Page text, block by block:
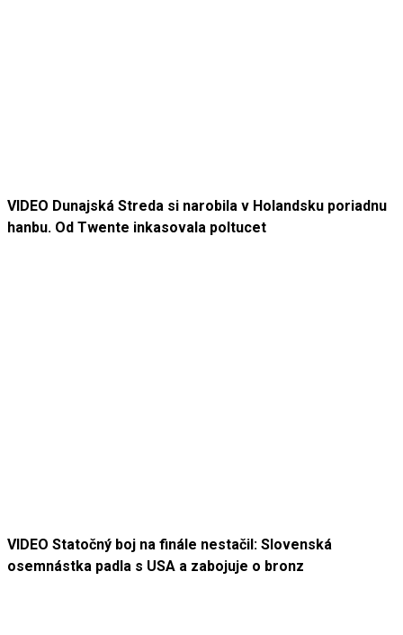
VIDEO Dunajská Streda si narobila v Holandsku poriadnu
hanbu. Od Twente inkasovala poltucet
VIDEO Statočný boj na finále nestačil: Slovenská
osemnástka padla s USA a zabojuje o bronz